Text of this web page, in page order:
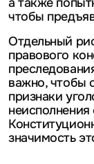
чтобы
Отдельный
правового
важно, чтобы
признаки
значимость